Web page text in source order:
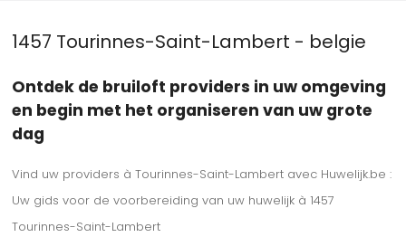
1457 Tourinnes-Saint-Lambert - belgie
Ontdek de bruiloft providers in uw omgeving
en begin met het organiseren van uw grote
dag
Vind uw providers à Tourinnes-Saint-Lambert avec Huwelijk.be :
Uw gids voor de voorbereiding van uw huwelijk à 1457
Tourinnes-Saint-Lambert